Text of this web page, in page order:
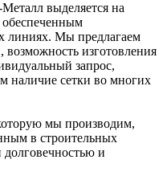
выделяется на
линиях. Мы предлагаем
изготовления
запрос,
наличие сетки во многих
мы производим,
в строительных
и